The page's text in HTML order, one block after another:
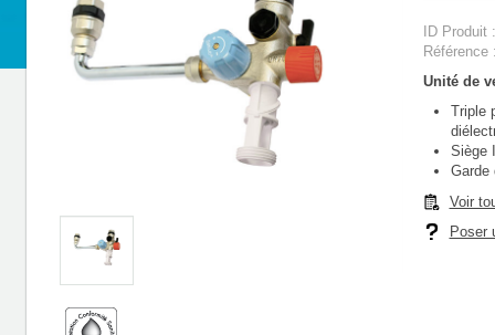
ID Produit
Unité de
Triple
Siège
Garde
Voir
Poser